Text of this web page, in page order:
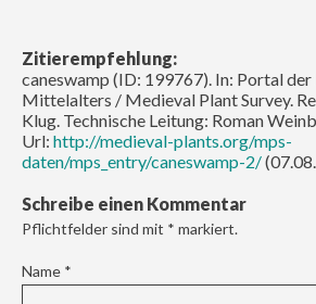
Zitierempfehlung:
caneswamp (ID: 199767). In: Portal der
Mittelalters / Medieval Plant Survey.
Klug. Technische Leitung: Roman
Url: http://medieval-plants.org/mps-
daten/mps_entry/caneswamp-2/
Schreibe einen Kommentar
Pflichtfelder sind mit * markiert.
Name *